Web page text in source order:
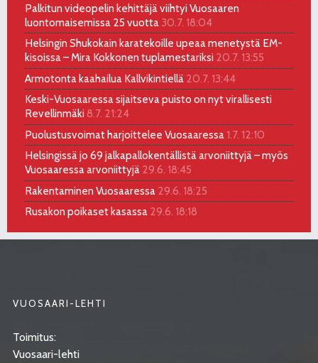
Palkitun videopelin kehittäjä viihtyi Vuosaaren
luontomaisemissa 25 vuotta 30.7. 18:04
Helsingin Shukokain karatekoille upeaa menetystä EM-
kisoissa – Mira Kokkonen tuplamestariksi 20.7. 13:55
Armotonta kaahailua Kallvikintiellä 20.7. 13:44
Keski-Vuosaaressa sijaitseva puisto on nyt virallisesti
Revellinmäki 8.7. 21:24
Puolustusvoimat harjoittelee Vuosaaressa 1.7. 12:10
Helsingissä jo 69 jalkapallokentällistä arvoniittyjä – myös
Vuosaaressa arvoniittyjä 29.6. 18:45
Rakentaminen Vuosaaressa 29.6. 18:25
Rusakon poikaset kasassa 29.6. 18:18
VUOSAARI-LEHTI
Toimitus:
Vuosaari-lehti